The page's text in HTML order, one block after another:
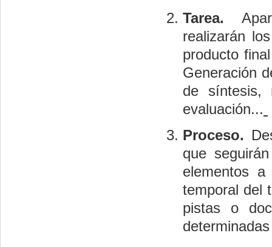
Tarea.
realizarán
producto
Generación
de síntesis,
evaluación...
Proceso.
que
elementos
temporal del
pistas o